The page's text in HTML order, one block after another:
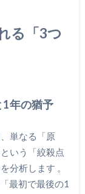
る「3つ
1年の猶予
単なる「原
いう「絞殺点
分析します 。
最初で最後の1